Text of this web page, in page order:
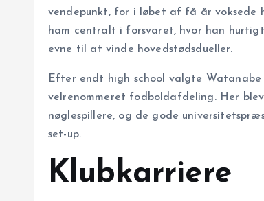
vendepunkt, for i løbet af få år voksede
ham centralt i forsvaret, hvor han
evne til at vinde hovedstødsdueller.
Efter endt high school valgte
velrenommeret fodboldafdeling. Her
nøglespillere, og de gode
set-up.
Klubkarriere